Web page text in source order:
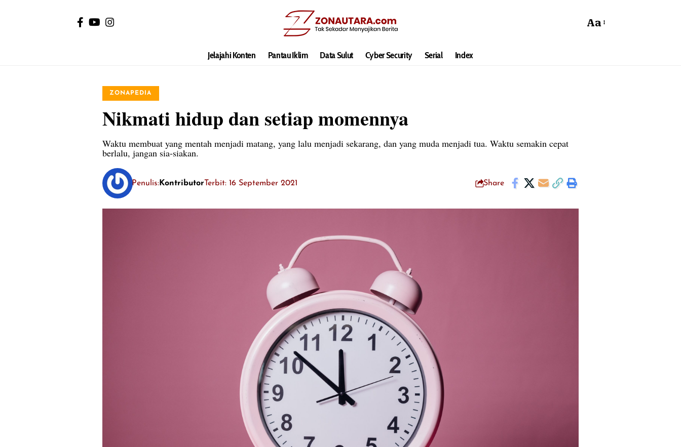
Aa
Jelajahi Konten Pantau Iklim Data Sulut Cyber Security Serial Index
ZONAPEDIA
Nikmati hidup dan setiap momennya
Waktu membuat yang mentah menjadi matang, yang lalu menjadi sekarang, dan yang muda menjadi tua. Waktu semakin cepat
berlalu, jangan sia-siakan.
Penulis:Kontributor Terbit: 16 September 2021 Share